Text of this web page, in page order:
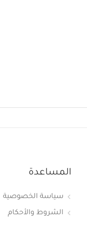
المساعدة
سياسة الخصوصية
الشروط والأحكام